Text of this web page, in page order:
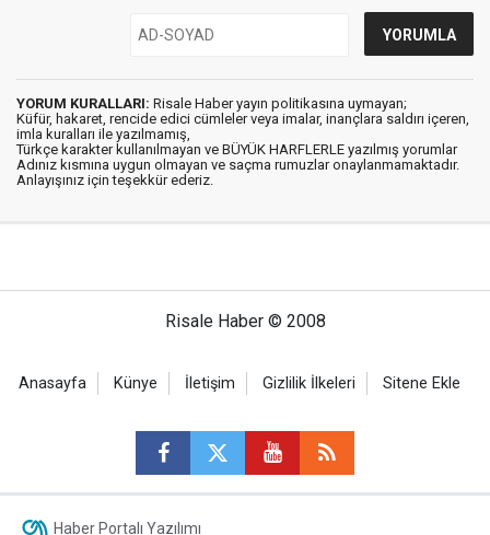
YORUM KURALLARI: Risale Haber yayın politikasına uymayan;
Küfür, hakaret, rencide edici cümleler veya imalar, inançlara saldırı içeren,
imla kuralları ile yazılmamış,
Türkçe karakter kullanılmayan ve BÜYÜK HARFLERLE yazılmış yorumlar
Adınız kısmına uygun olmayan ve saçma rumuzlar onaylanmamaktadır.
Anlayışınız için teşekkür ederiz.
Risale Haber © 2008
Anasayfa Künye İletişim Gizlilik İlkeleri Sitene Ekle
Haber Portalı Yazılımı